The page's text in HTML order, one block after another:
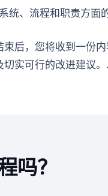
系统、流程和职责方面
束后，您将收到一份
切实可行的改进建议。.
吗？